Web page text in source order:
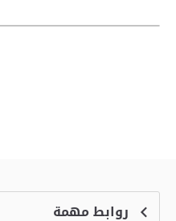
روابط مهمة